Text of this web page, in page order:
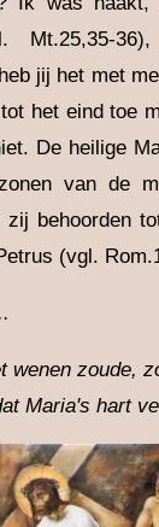
Mt.25,35-
jij het met
het eind toe
De heilige
van de
behoorden
(vgl.
wenen zoude,
Maria's hart